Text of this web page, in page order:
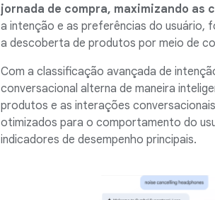
jornada de compra, maximizando as
a intenção e as preferências do usuário,
a descoberta de produtos por meio de
Com a classificação avançada de
conversacional alterna de maneira
produtos e as interações
otimizados para o comportamento do
indicadores de desempenho principais.